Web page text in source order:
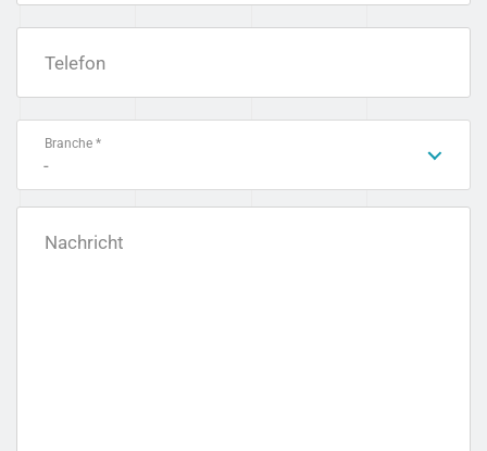
Telefon
Branche *
-
Nachricht